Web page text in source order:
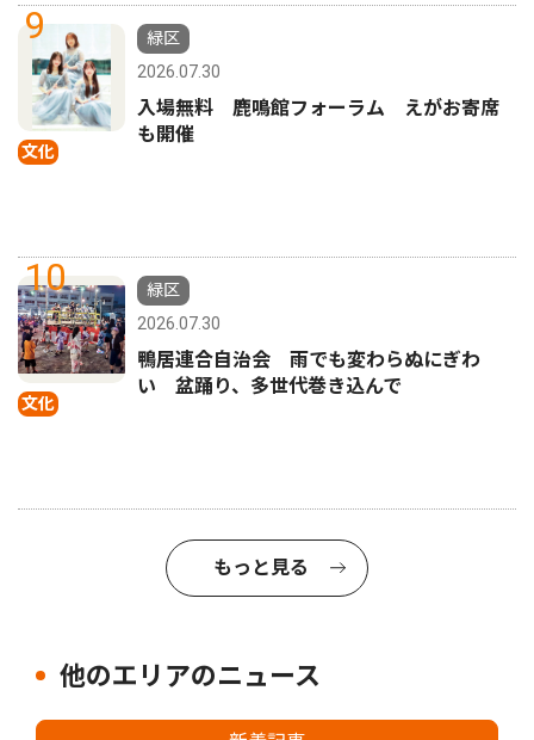
9
文化
緑区
2026.07.30
入場無料 鹿鳴館フォーラム えがお寄席
も開催
10
文化
緑区
2026.07.30
鴨居連合自治会 雨でも変わらぬにぎわ
い 盆踊り、多世代巻き込んで
もっと見る
他のエリアのニュース